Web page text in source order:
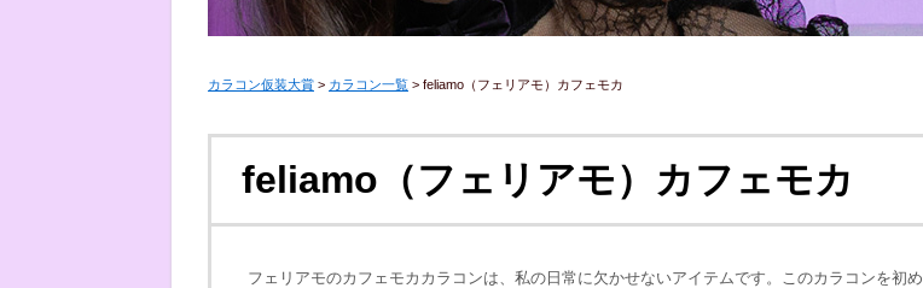
カラコン仮装大賞 > カラコン一覧 > feliamo（フェリアモ）カフェモカ
feliamo（フェリアモ）カフェモカ
フェリアモのカフェモカカラコンは、私の日常に欠かせないアイテムです。このカラコンを初